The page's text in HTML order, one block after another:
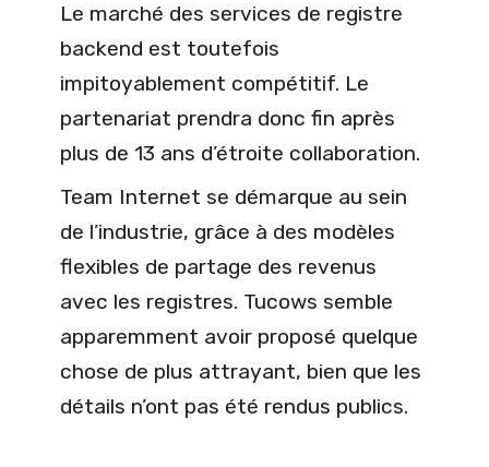
Le marché des services de registre
backend est toutefois
impitoyablement compétitif. Le
partenariat prendra donc fin après
plus de 13 ans d’étroite collaboration.
Team Internet se démarque au sein
de l’industrie, grâce à des modèles
flexibles de partage des revenus
avec les registres. Tucows semble
apparemment avoir proposé quelque
chose de plus attrayant, bien que les
détails n’ont pas été rendus publics.